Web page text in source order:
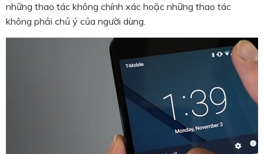
những thao tác không chính xác hoặc những thao tác
không phải chủ ý của người dùng.